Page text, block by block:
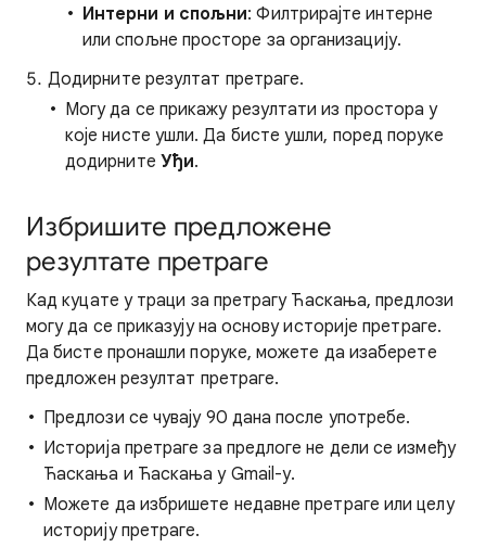
Интерни и спољни: Филтрирајте интерне
или спољне просторе за организацију.
Додирните резултат претраге.
Могу да се прикажу резултати из простора у
које нисте ушли. Да бисте ушли, поред поруке
додирните Уђи.
Избришите предложене
резултате претраге
Кад куцате у траци за претрагу Ћаскања, предлози
могу да се приказују на основу историје претраге.
Да бисте пронашли поруке, можете да изаберете
предложен резултат претраге.
Предлози се чувају 90 дана после употребе.
Историја претраге за предлоге не дели се између
Ћаскања и Ћаскања у Gmail-у.
Можете да избришете недавне претраге или целу
историју претраге.